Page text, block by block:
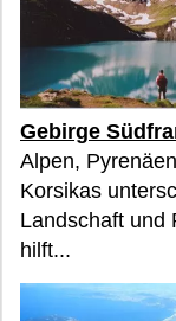
Gebirge
Alpen,
Korsikas
Landschaft und
hilft...